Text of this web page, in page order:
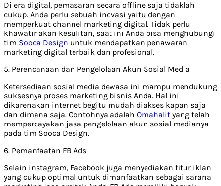
Di era digital, pemasaran secara offline saja tidaklah
cukup. Anda perlu sebuah inovasi yaitu dengan
memperkuat channel marketing digital. Tidak perlu
khawatir akan kesulitan, saat ini Anda bisa menghubungi
tim Sooca Design untuk mendapatkan penawaran
marketing digital terbaik dan profesional.
5. Perencanaan dan Pengelolaan Akun Sosial Media
Ketersediaan sosial media dewasa ini mampu mendukung
suksesnya proses marketing bisnis Anda. Hal ini
dikarenakan internet begitu mudah diakses kapan saja
dan dimana saja. Contohnya adalah Omahalit yang telah
mempercayakan jasa pengelolaan akun sosial medianya
pada tim Sooca Design.
6. Pemanfaatan FB Ads
Selain instagram, Facebook juga menyediakan fitur iklan
yang cukup optimal untuk dimanfaatkan sebagai sarana